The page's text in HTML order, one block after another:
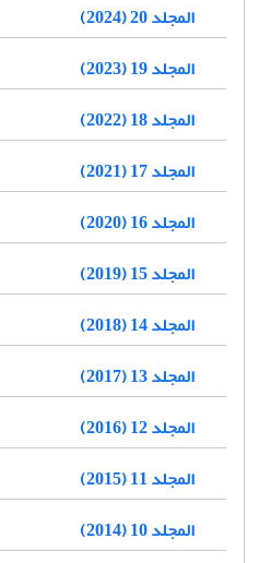
المجلد 20 (2024)
المجلد 19 (2023)
المجلد 18 (2022)
المجلد 17 (2021)
المجلد 16 (2020)
المجلد 15 (2019)
المجلد 14 (2018)
المجلد 13 (2017)
المجلد 12 (2016)
المجلد 11 (2015)
المجلد 10 (2014)